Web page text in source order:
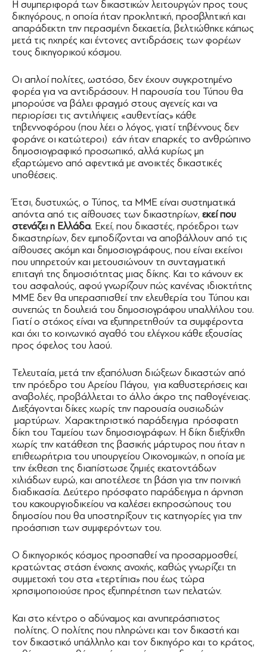
Η συμπεριφορά των δικαστικών λειτουργών προς τους
δικηγόρους, η οποία ήταν προκλητική, προσβλητική και
απαράδεκτη την περασμένη δεκαετία, βελτιώθηκε κάπως
μετά τις ηχηρές και έντονες αντιδράσεις των φορέων
τους δικηγορικού κόσμου.
Οι απλοί πολίτες, ωστόσο, δεν έχουν συγκροτημένο
φορέα για να αντιδράσουν. Η παρουσία του Τύπου θα
μπορούσε να βάλει φραγμό στους αγενείς και να
περιορίσει τις αντιλήψεις «αυθεντίας» κάθε
τηβεννοφόρου (που λέει ο λόγος, γιατί τηβέννους δεν
φοράνε οι κατώτεροι) εάν ήταν επαρκές το ανθρώπινο
δημοσιογραφικό προσωπικό, αλλά κυρίως μη
εξαρτώμενο από αφεντικά με ανοικτές δικαστικές
υποθέσεις.
Έτσι, δυστυχώς, ο Τύπος, τα ΜΜΕ είναι συστηματικά
απόντα από τις αίθουσες των δικαστηρίων, εκεί που
στενάζει η Ελλάδα. Εκεί, που δικαστές, πρόεδροι των
δικαστηρίων, δεν εμποδίζονται να αποβάλλουν από τις
αίθουσες ακόμη και δημοσιογράφους, που είναι εκείνοι
που υπηρετούν και μετουσιώνουν τη συνταγματική
επιταγή της δημοσιότητας μιας δίκης. Και το κάνουν εκ
του ασφαλούς, αφού γνωρίζουν πώς κανένας ιδιοκτήτης
ΜΜΕ δεν θα υπερασπισθεί την ελευθερία του Τύπου και
συνεπώς τη δουλειά του δημοσιογράφου υπαλλήλου του.
Γιατί ο στόχος είναι να εξυπηρετηθούν τα συμφέροντα
και όχι το κοινωνικό αγαθό του ελέγχου κάθε εξουσίας
προς όφελος του λαού.
Τελευταία, μετά την εξαπόλυση διώξεων δικαστών από
την πρόεδρο του Αρείου Πάγου, για καθυστερήσεις και
αναβολές, προβάλλεται το άλλο άκρο της παθογένειας.
Διεξάγονται δίκες χωρίς την παρουσία ουσιωδών
μαρτύρων. Χαρακτηριστικό παράδειγμα πρόσφατη
δίκη του Ταμείου των δημοσιογράφων. Η δίκη διεξήχθη
χωρίς την κατάθεση της βασικής μάρτυρος που ήταν η
επιθεωρήτρια του υπουργείου Οικονομικών, η οποία με
την έκθεση της διαπίστωσε ζημιές εκατοντάδων
χιλιάδων ευρώ, και αποτέλεσε τη βάση για την ποινική
διαδικασία. Δεύτερο πρόσφατο παράδειγμα η άρνηση
του κακουργιοδικείου να καλέσει εκπροσώπους του
δημοσίου που θα υποστηρίξουν τις κατηγορίες για την
προάσπιση των συμφερόντων του.
Ο δικηγορικός κόσμος προσπαθεί να προσαρμοσθεί,
κρατώντας στάση ένοχης ανοχής, καθώς γνωρίζει τη
συμμετοχή του στα «τερτίπια» που έως τώρα
χρησιμοποιούσε προς εξυπηρέτηση των πελατών.
Και στο κέντρο ο αδύναμος και ανυπεράσπιστος
πολίτης. Ο πολίτης που πληρώνει και τον δικαστή και
τον δικαστικό υπάλληλο και τον δικηγόρο και το κράτος,